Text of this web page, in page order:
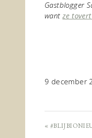
Gastblogger
want ze
9 december
«